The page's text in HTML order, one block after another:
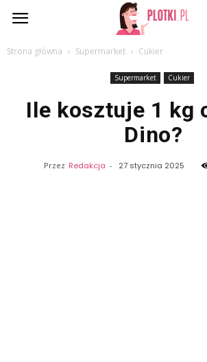
Plotki.pl
Strona główna Supermarket Cukier
Supermarket Cukier
Ile kosztuje 1 kg
Dino?
Przez Redakcja - 27 stycznia 2025